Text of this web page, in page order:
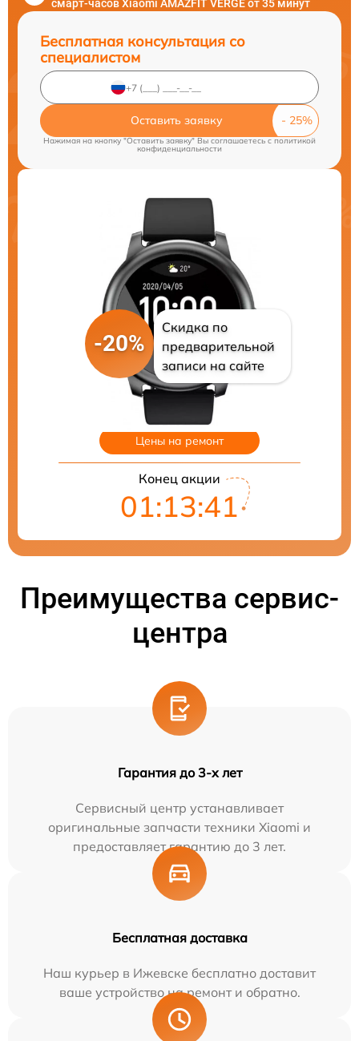
смарт-часов Xiaomi AMAZFIT VERGE от 35 минут
Бесплатная консультация со
специалистом
Оставить заявку
Нажимая на кнопку "Оставить заявку" Вы соглашаетесь cполитикой
конфиденциальности
-20%
Скидка по
предварительной
записи на сайте
Цены на ремонт
Конец акции
01:13:41
Преимущества сервис-
центра
Гарантия до 3-х лет
Сервисный центр устанавливает
оригинальные запчасти техники Xiaomi и
предоставляет гарантию до 3 лет.
Бесплатная доставка
Наш курьер в Ижевске бесплатно доставит
ваше устройство на ремонт и обратно.